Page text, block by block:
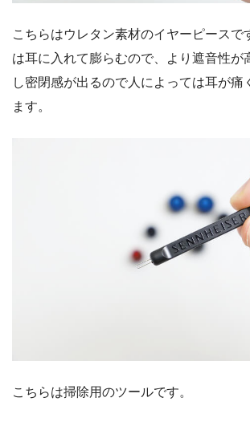
こちらはウレタン素材のイヤーピースで
は耳に入れて膨らむので、より遮音性が
し密閉感が出るので人によっては耳が痛
ます。
こちらは掃除用のツールです。